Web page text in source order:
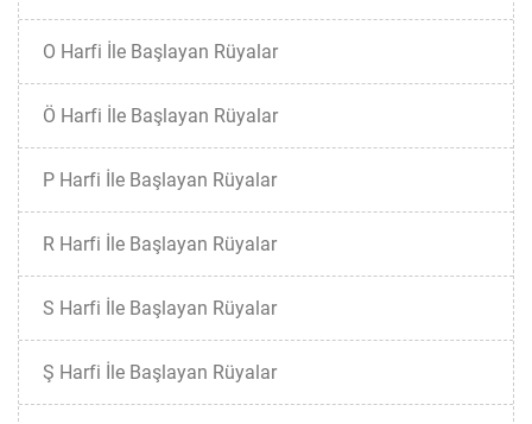
O Harfi İle Başlayan Rüyalar
Ö Harfi İle Başlayan Rüyalar
P Harfi İle Başlayan Rüyalar
R Harfi İle Başlayan Rüyalar
S Harfi İle Başlayan Rüyalar
Ş Harfi İle Başlayan Rüyalar